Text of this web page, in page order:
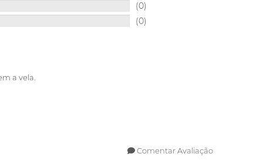
(0)
(0)
a vela.
Comentar Avaliação